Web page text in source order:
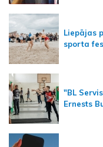
Liepājas
sporta
"BL
Ernests